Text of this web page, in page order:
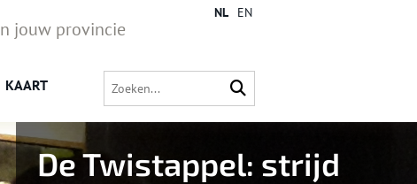
jouw provincie
KAART
NL EN
De Twistappel: strijd